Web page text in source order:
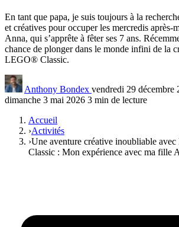
En tant que papa, je suis toujours à la
et créatives pour occuper les mercredis après-
Anna, qui s’apprête à fêter ses 7 ans.
chance de plonger dans le monde infini de la
LEGO® Classic.
Anthony Bondex vendredi 29 décembre
dimanche 3 mai 2026 3 min de lecture
Accueil
›Activités
›Une aventure créative inoubliable
Classic : Mon expérience avec ma fille